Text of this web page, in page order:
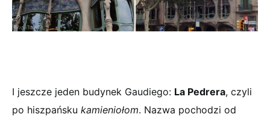
I jeszcze jeden budynek Gaudiego: La Pedrera, czyli
po hiszpańsku kamieniołom. Nazwa pochodzi od